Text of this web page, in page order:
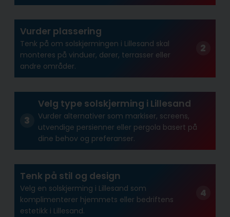
Vurder plassering
Tenk på om solskjermingen i Lillesand skal
monteres på vinduer, dører, terrasser eller
andre områder.
Velg type solskjerming i Lillesand
Vurder alternativer som markiser, screens,
utvendige persienner eller pergola basert på
dine behov og preferanser.
Tenk på stil og design
Velg en solskjerming i Lillesand som
komplimenterer hjemmets eller bedriftens
estetikk i Lillesand.